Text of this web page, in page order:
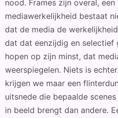
nood. Frames zijn overal, een
mediawerkelijkheid bestaat
dat de media de
dat dat eenzijdig en selectief
hopen op zijn minst, dat
weerspiegelen. Niets is
krijgen we maar een
uitsnede die bepaalde
in beeld brengt dan andere.